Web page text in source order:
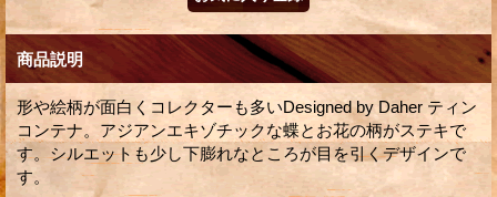
商品説明
形や絵柄が面白くコレクターも多いDesigned by Daher ティン
コンテナ。アジアンエキゾチックな蝶とお花の柄がステキで
す。シルエットも少し下膨れなところが目を引くデザインで
す。